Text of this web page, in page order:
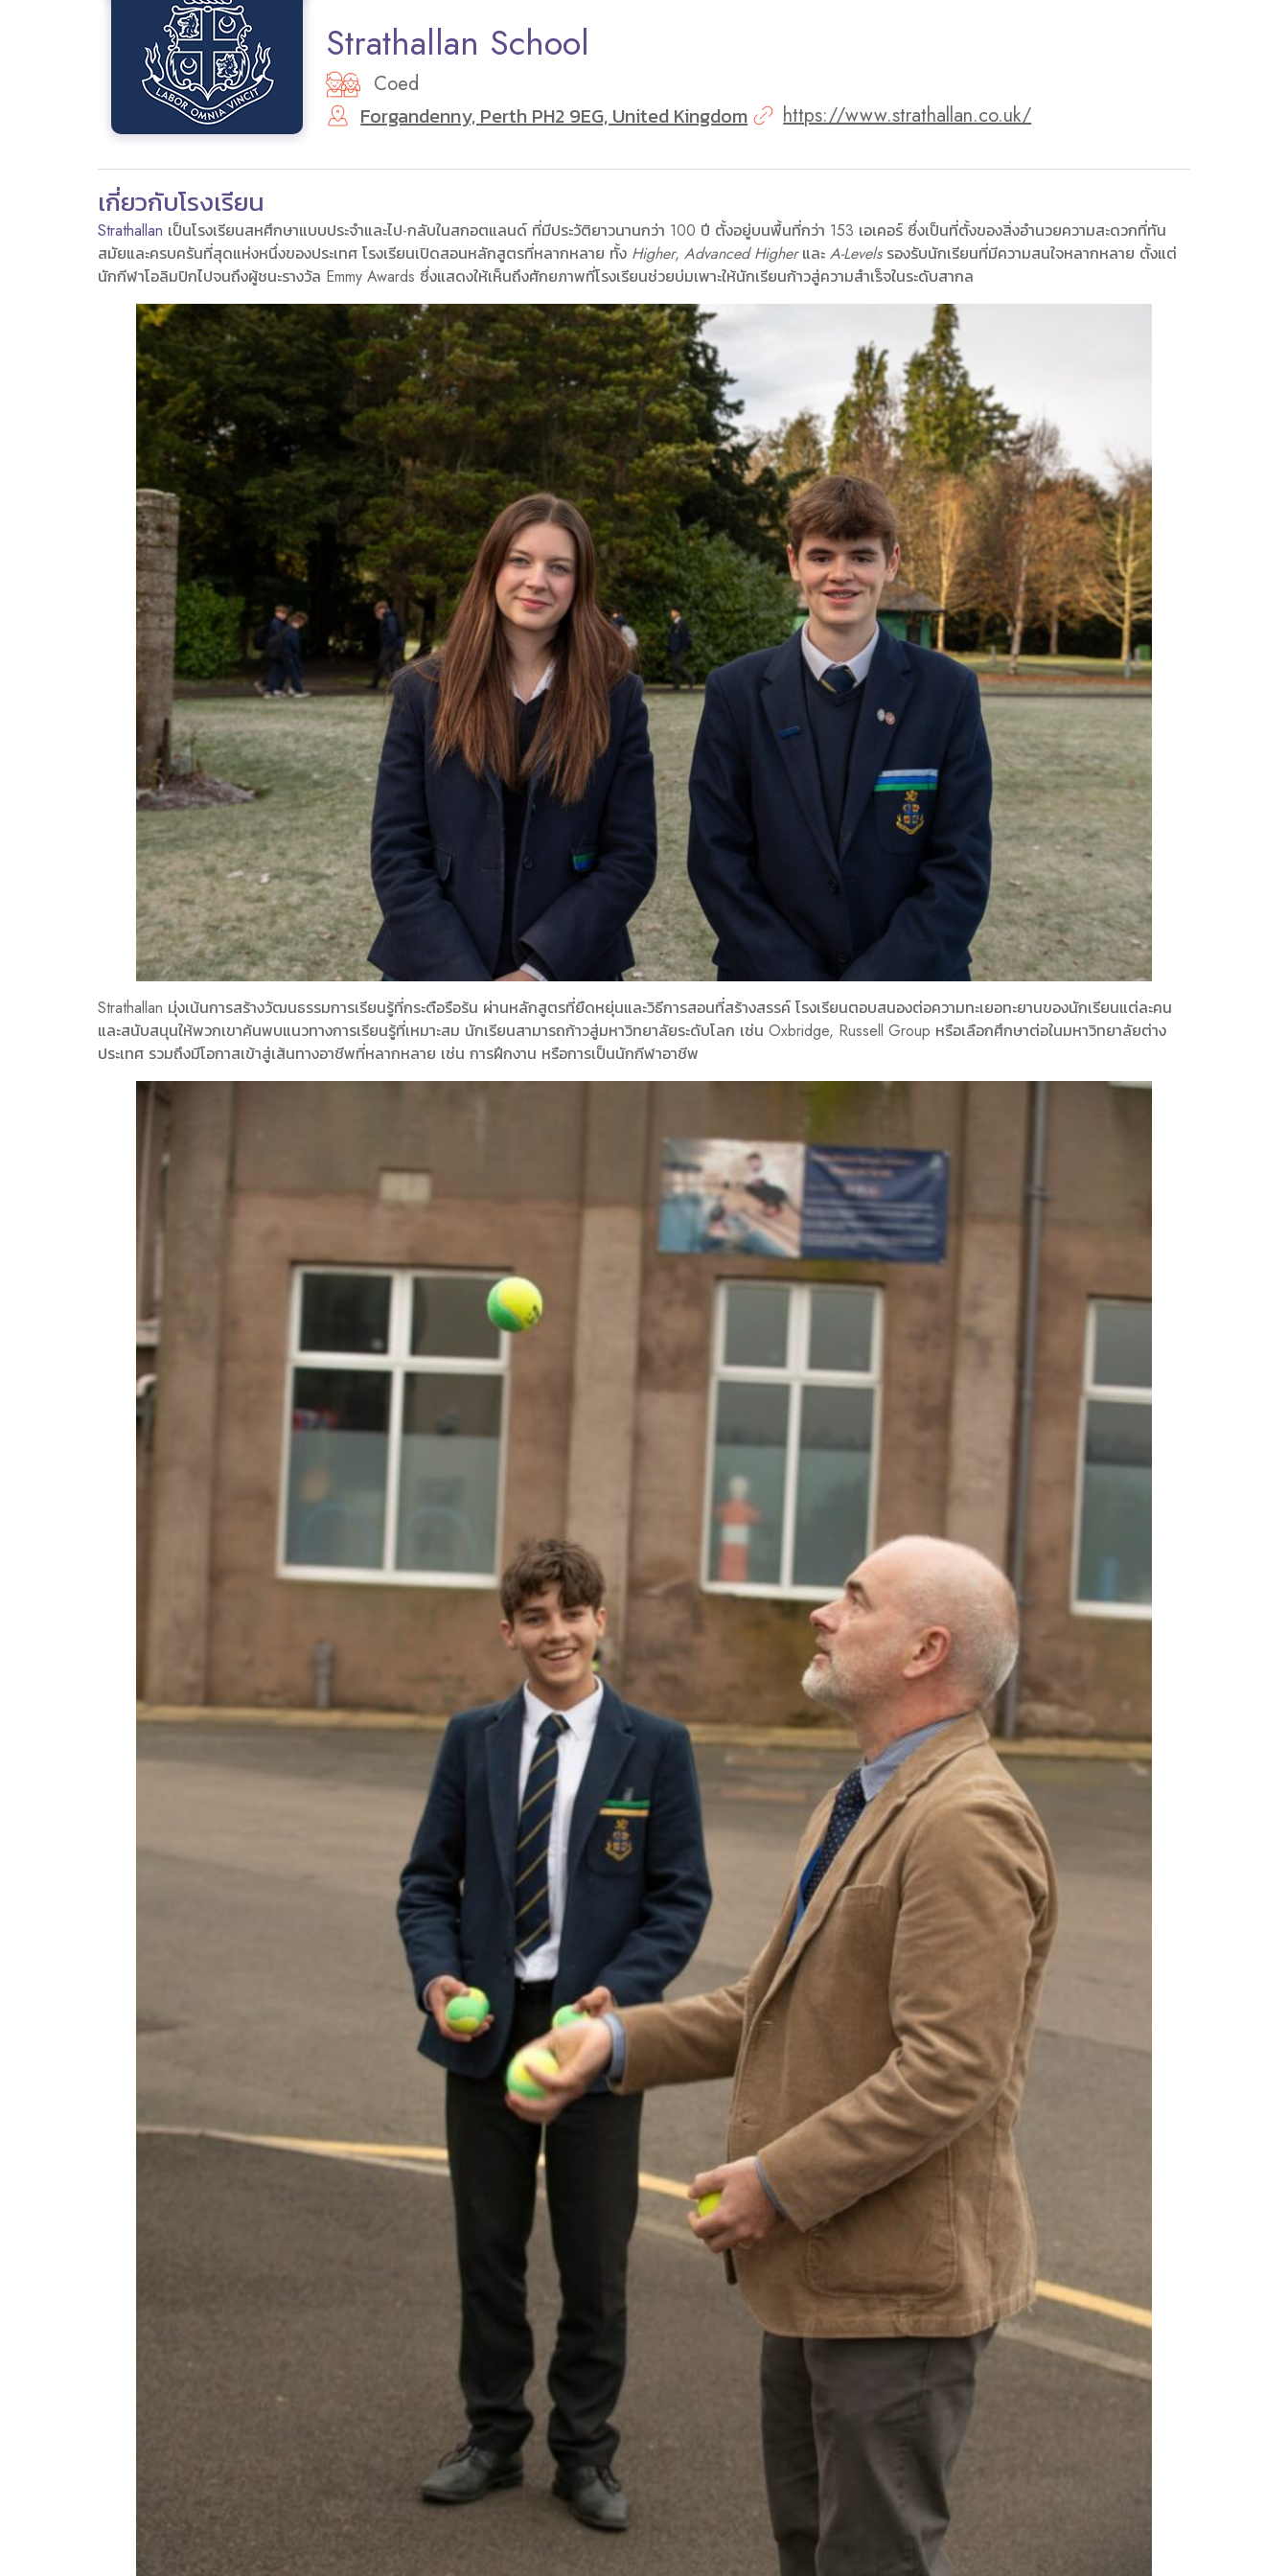
Strathallan School
Coed
Forgandenny, Perth PH2 9EG, United Kingdom https://www.strathallan.co.uk/
เกี่ยวกับโรงเรียน
Strathallan เป็นโรงเรียนสหศึกษาแบบประจำและไป-กลับในสกอตแลนด์ ที่มีประวัติยาวนานกว่า 100 ปี ตั้งอยู่บนพื้นที่กว่า 153 เอเคอร์ ซึ่งเป็นที่ตั้งของสิ่งอำนวยความสะดวกที่ทัน
สมัยและครบครันที่สุดแห่งหนึ่งของประเทศ โรงเรียนเปิดสอนหลักสูตรที่หลากหลาย ทั้ง Higher, Advanced Higherและ A-Levelsรองรับนักเรียนที่มีความสนใจหลากหลาย ตั้งแต่
นักกีฬาโอลิมปิกไปจนถึงผู้ชนะรางวัล Emmy Awards ซึ่งแสดงให้เห็นถึงศักยภาพที่โรงเรียนช่วยบ่มเพาะให้นักเรียนก้าวสู่ความสำเร็จในระดับสากล
Strathallan มุ่งเน้นการสร้างวัฒนธรรมการเรียนรู้ที่กระตือรือร้น ผ่านหลักสูตรที่ยืดหยุ่นและวิธีการสอนที่สร้างสรรค์ โรงเรียนตอบสนองต่อความทะเยอทะยานของนักเรียนแต่ละคน
และสนับสนุนให้พวกเขาค้นพบแนวทางการเรียนรู้ที่เหมาะสม นักเรียนสามารถก้าวสู่มหาวิทยาลัยระดับโลก เช่น Oxbridge, Russell Group หรือเลือกศึกษาต่อในมหาวิทยาลัยต่าง
ประเทศ รวมถึงมีโอกาสเข้าสู่เส้นทางอาชีพที่หลากหลาย เช่น การฝึกงาน หรือการเป็นนักกีฬาอาชีพ